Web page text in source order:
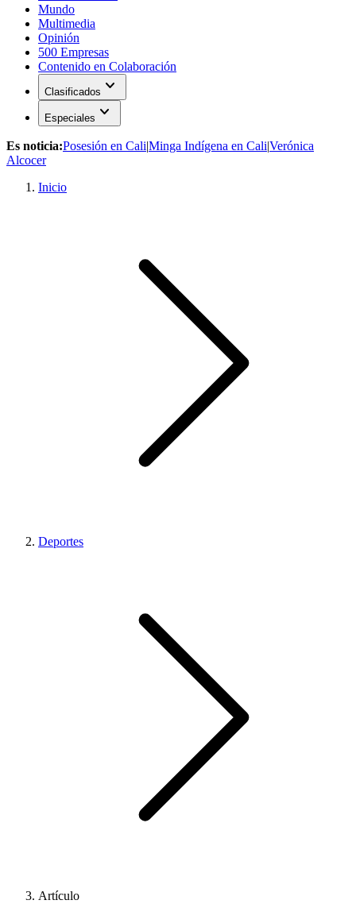
Mundo
Multimedia
Opinión
500 Empresas
Contenido en Colaboración
Clasificados expand_more
Especiales expand_more
Es noticia:Posesión en Cali|Minga Indígena en Cali|Verónica
Alcocer
Inicio
Deportes
Artículo